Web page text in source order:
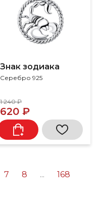
Знак зодиака
Серебро 925
1 240 ₽
620 ₽
7 8 ...
168